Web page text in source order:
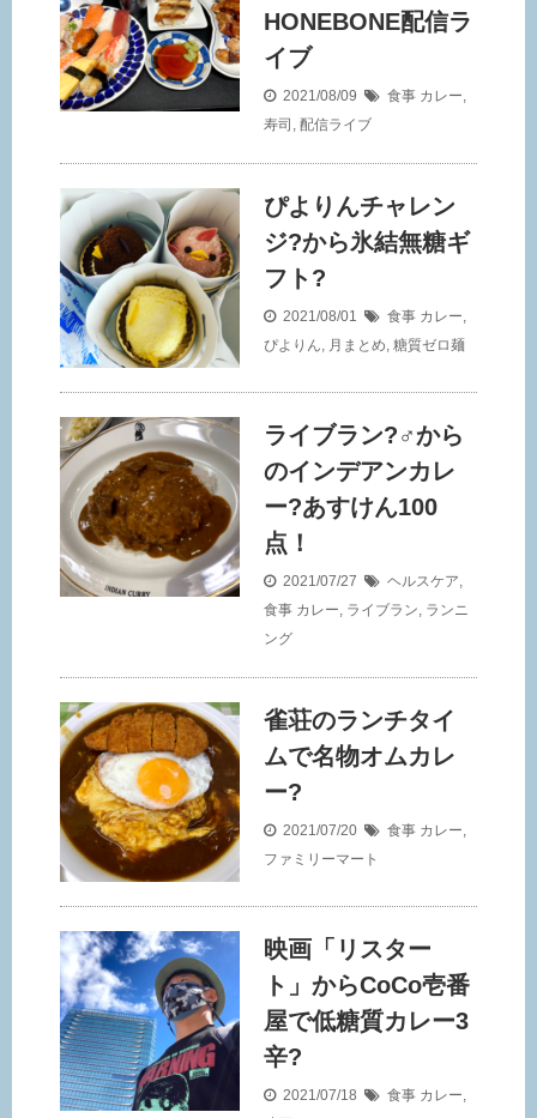
HONEBONE配信ラ
イブ
2021/08/09 食事 カレー,
寿司 , 配信ライブ
ぴよりんチャレン
ジ?から氷結無糖ギ
フト?
2021/08/01 食事 カレー,
ぴよりん, 月まとめ, 糖質ゼロ麺
ライブラン?‍♂️から
のインデアンカレ
ー?あすけん100
点！
2021/07/27 ヘルスケア,
食事 カレー, ライブラン, ランニ
ング
雀荘のランチタイ
ムで名物オムカレ
ー?
2021/07/20 食事 カレー,
ファミリーマート
映画「リスター
ト」からCoCo壱番
屋で低糖質カレー3
辛?
2021/07/18 食事 カレー,